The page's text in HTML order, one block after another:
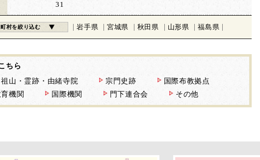
31
村を絞り込む 岩手県 宮城県 秋田県 山形県 福島県
ちら
祖山・霊跡・由緒寺院 宗門史跡
国際布教拠点
機関 国際機関 門下連合会 その他